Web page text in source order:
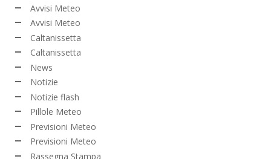
Avvisi Meteo
Avvisi Meteo
Caltanissetta
Caltanissetta
News
Notizie
Notizie flash
Pillole Meteo
Previsioni Meteo
Previsioni Meteo
Rassegna Stampa